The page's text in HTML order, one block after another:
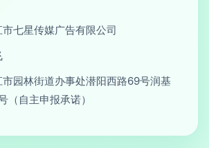
市七星传媒广告有限公司
市园林街道办事处潜阳西路69号润基
（自主申报承诺）